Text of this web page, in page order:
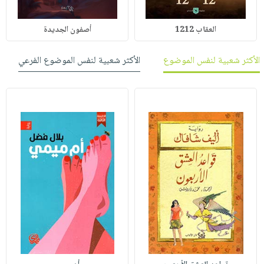
العقاب 1212 أصفون الجديدة
الأكثر شعبية لنفس الموضوع الأكثر شعبية لنفس الموضوع الفرعي